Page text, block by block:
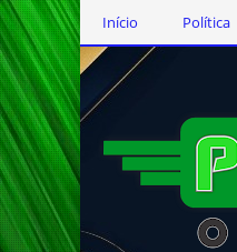
Início Política